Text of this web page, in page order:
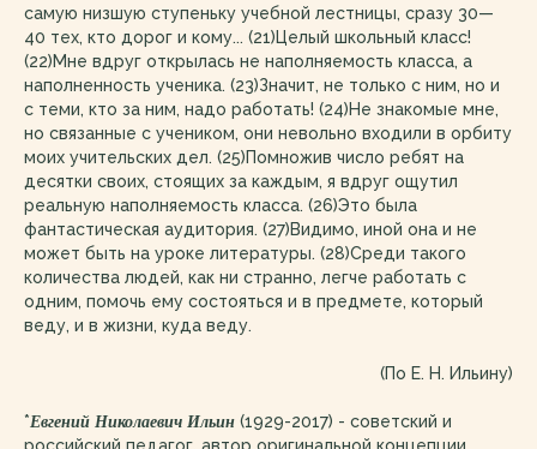
самую низшую ступеньку учебной лестницы, сразу 30—
40 тех, кто дорог и кому... (21)Целый школьный класс!
(22)Мне вдруг открылась не наполняемость класса, а
наполненность ученика. (23)Значит, не только с ним, но и
с теми, кто за ним, надо работать! (24)Не знакомые мне,
но связанные с учеником, они невольно входили в орбиту
моих учительских дел. (25)Помножив число ребят на
десятки своих, стоящих за каждым, я вдруг ощутил
реальную наполняемость класса. (26)Это была
фантастическая аудитория. (27)Видимо, иной она и не
может быть на уроке литературы. (28)Среди такого
количества людей, как ни странно, легче работать с
одним, помочь ему состояться и в предмете, который
веду, и в жизни, куда веду.
(По Е. Н. Ильину)
*Евгений Николаевич Ильин (1929-2017) - советский и